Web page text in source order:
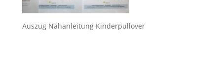
Auszug Nähanleitung Kinderpullover